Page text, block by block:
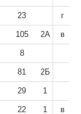
23 г
105 2А в
8
81 2Б
29 1
22 1 в